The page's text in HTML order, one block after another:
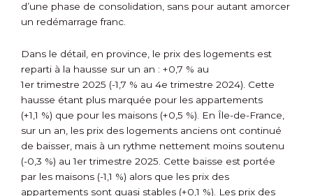
d’une phase de consolidation, sans pour autant amorcer
un redémarrage franc.
Dans le détail, en province, le prix des logements est
reparti à la hausse sur un an : +0,7 % au
1ertrimestre 2025 (-1,7 % au 4e trimestre 2024). Cette
hausse étant plus marquée pour les appartements
(+1,1 %) que pour les maisons (+0,5 %). En Île-de-France,
sur un an, les prix des logements anciens ont continué
de baisser, mais à un rythme nettement moins soutenu
(-0,3 %) au 1ertrimestre 2025. Cette baisse est portée
par les maisons (-1,1 %) alors que les prix des
appartements sont quasi stables (+0,1 %). Les prix des